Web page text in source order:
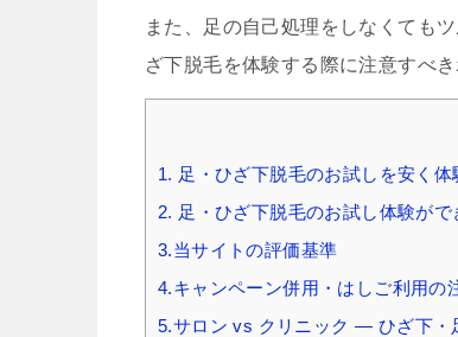
また、足の自己処理をしなくても
ざ下脱毛を体験する際に注意すべ
1. 足・ひざ下脱毛のお試しを安く
2. 足・ひざ下脱毛のお試し体験が
3.当サイトの評価基準
4.キャンペーン併用・はしご利用の
5.サロン vs クリニック — ひざ下・